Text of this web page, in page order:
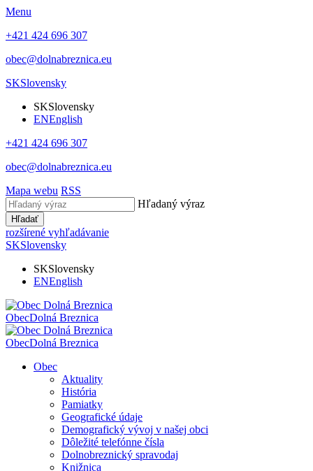
Menu
+421 424 696 307
obec@dolnabreznica.eu
SKSlovensky
SKSlovensky
ENEnglish
+421 424 696 307
obec@dolnabreznica.eu
Mapa webu RSS
Hľadaný výraz
Hľadať
rozšírené vyhľadávanie
SKSlovensky
SKSlovensky
ENEnglish
ObecDolná Breznica
ObecDolná Breznica
Obec
Aktuality
História
Pamiatky
Geografické údaje
Demografický vývoj v našej obci
Dôležité telefónne čísla
Dolnobreznický spravodaj
Knižnica